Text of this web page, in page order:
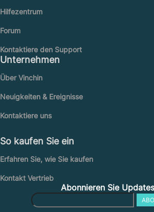
Hilfezentrum
Forum
Kontaktiere den Support
Unternehmen
Über Vinchin
Neuigkeiten & Ereignisse
Kontaktiere uns
So kaufen Sie ein
Erfahren Sie, wie Sie kaufen
Kontakt Vertrieb
Abonnieren Sie